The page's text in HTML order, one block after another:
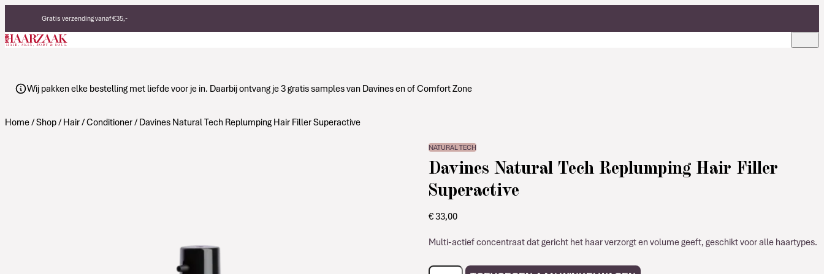
Gratis verzending vanaf €35,-
Eerlijke, duurzame producten
Made in Italy
Wij pakken elke bestelling met liefde voor je in. Daarbij ontvang je 3 gratis samples van Davines en of Comfort Zone
Home/Shop/ Hair/Conditioner/ Davines Natural Tech Replumping Hair Filler Superactive
NATURAL TECH
Davines Natural Tech Replumping Hair Filler
Superactive
€33,00
Multi-actief concentraat dat gericht het haar verzorgt en volume geeft, geschikt voor alle haartypes.